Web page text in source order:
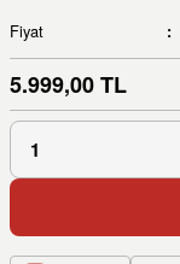
Fiyat
5.999,00 TL